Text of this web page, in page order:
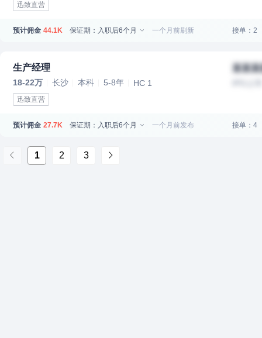
迅致直营
预计佣金 44.1K 保证期：入职后6个月 一个月前刷新 接单：2
生产经理
18-22万 长沙 本科 5-8年 HC 1
迅致直营
某某
预计佣金 27.7K 保证期：入职后6个月 一个月前发布 接单：4
1 2 3